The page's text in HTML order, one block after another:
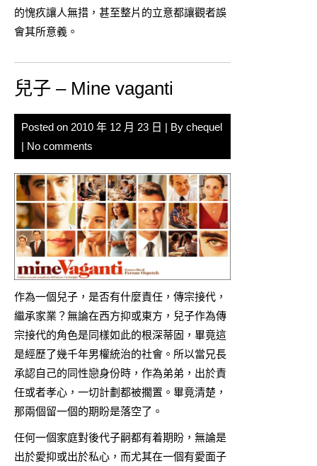
的愧疚讓人無措，甚至整片的立意都讓觀者誤
會其所意義。
兒子 – Mine vaganti
Posted on 2010 年 12 月 23 日 | By chequel
| No comments
作為一個兒子，是否有什麼責任，傳宗接代，
繼承家業？無論在西方抑或東方，兒子作為傳
宗接代的角色是同樣如此的根深蒂固，畢竟這
是經歷了幾千年男權統治的社會。所以當兄長
承認自己的同性戀身份時，作為弟弟，出於責
任或者孝心，一切計劃都被擱置。畢竟清楚，
那兩個留一個的期盼是落空了。
任何一個家庭對後代子嗣都有着期盼，無論是
出於愛抑或出於私心，而尤其在一個有愛面子